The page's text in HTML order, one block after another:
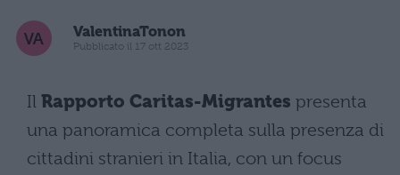
ValentinaTonon
Pubblicato il 17 ott 2023
Il Rapporto Caritas-Migrantes presenta
una panoramica completa sulla presenza di
cittadini stranieri in Italia, con un focus